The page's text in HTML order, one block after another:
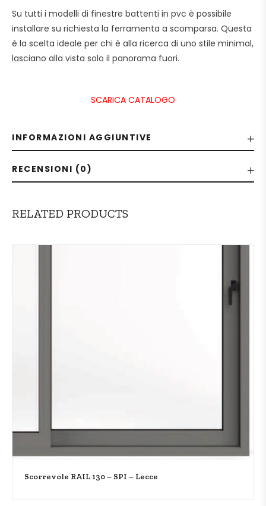
Su tutti i modelli di finestre battenti in pvc è possibile
installare su richiesta la ferramenta a scomparsa. Questa
è la scelta ideale per chi è alla ricerca di uno stile minimal,
lasciano alla vista solo il panorama fuori.
SCARICA CATALOGO
INFORMAZIONI AGGIUNTIVE
RECENSIONI (0)
RELATED PRODUCTS
Scorrevole RAIL 130 – SPI – Lecce